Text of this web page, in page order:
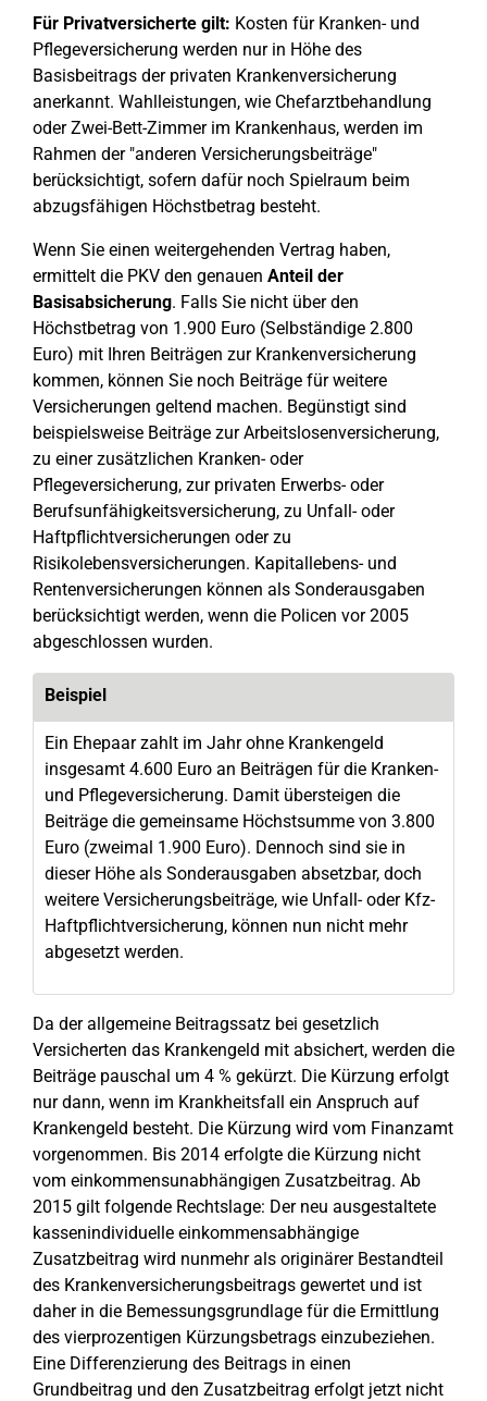
Für Privatversicherte gilt: Kosten für Kranken- und
Pflegeversicherung werden nur in Höhe des
Basisbeitrags der privaten Krankenversicherung
anerkannt. Wahlleistungen, wie Chefarztbehandlung
oder Zwei-Bett-Zimmer im Krankenhaus, werden im
Rahmen der "anderen Versicherungsbeiträge"
berücksichtigt, sofern dafür noch Spielraum beim
abzugsfähigen Höchstbetrag besteht.
Wenn Sie einen weitergehenden Vertrag haben,
ermittelt die PKV den genauen Anteil der
Basisabsicherung. Falls Sie nicht über den
Höchstbetrag von 1.900 Euro (Selbständige 2.800
Euro) mit Ihren Beiträgen zur Krankenversicherung
kommen, können Sie noch Beiträge für weitere
Versicherungen geltend machen. Begünstigt sind
beispielsweise Beiträge zur Arbeitslosenversicherung,
zu einer zusätzlichen Kranken- oder
Pflegeversicherung, zur privaten Erwerbs- oder
Berufsunfähigkeitsversicherung, zu Unfall- oder
Haftpflichtversicherungen oder zu
Risikolebensversicherungen. Kapitallebens- und
Rentenversicherungen können als Sonderausgaben
berücksichtigt werden, wenn die Policen vor 2005
abgeschlossen wurden.
Beispiel
Ein Ehepaar zahlt im Jahr ohne Krankengeld
insgesamt 4.600 Euro an Beiträgen für die Kranken-
und Pflegeversicherung. Damit übersteigen die
Beiträge die gemeinsame Höchstsumme von 3.800
Euro (zweimal 1.900 Euro). Dennoch sind sie in
dieser Höhe als Sonderausgaben absetzbar, doch
weitere Versicherungsbeiträge, wie Unfall- oder Kfz-
Haftpflichtversicherung, können nun nicht mehr
abgesetzt werden.
Da der allgemeine Beitragssatz bei gesetzlich
Versicherten das Krankengeld mit absichert, werden die
Beiträge pauschal um 4 % gekürzt. Die Kürzung erfolgt
nur dann, wenn im Krankheitsfall ein Anspruch auf
Krankengeld besteht. Die Kürzung wird vom Finanzamt
vorgenommen. Bis 2014 erfolgte die Kürzung nicht
vom einkommensunabhängigen Zusatzbeitrag. Ab
2015 gilt folgende Rechtslage: Der neu ausgestaltete
kassenindividuelle einkommensabhängige
Zusatzbeitrag wird nunmehr als originärer Bestandteil
des Krankenversicherungsbeitrags gewertet und ist
daher in die Bemessungsgrundlage für die Ermittlung
des vierprozentigen Kürzungsbetrags einzubeziehen.
Eine Differenzierung des Beitrags in einen
Grundbeitrag und den Zusatzbeitrag erfolgt jetzt nicht